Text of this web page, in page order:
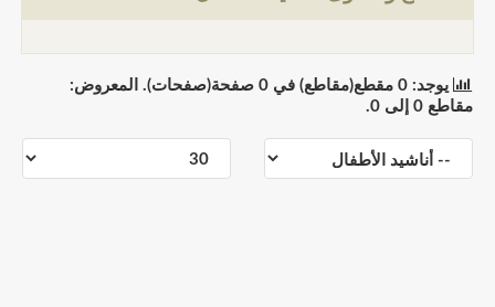
يوجد: 0 مقطع(مقاطع) في 0 صفحة(صفحات). المعروض:
مقاطع 0 إلى 0.